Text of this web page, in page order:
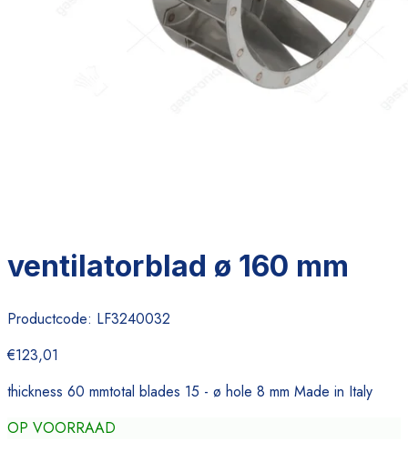
ventilatorblad ø 160 mm
Productcode: LF3240032
€123,01
thickness 60 mmtotal blades 15 - ø hole 8 mm Made in Italy
OP VOORRAAD